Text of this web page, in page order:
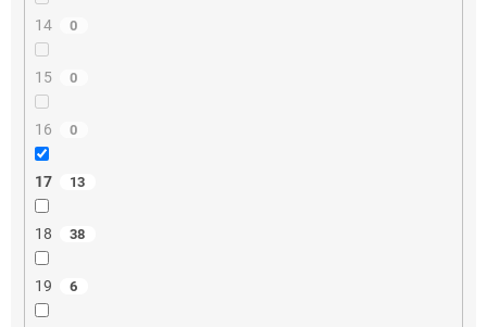
14 0
15 0
16 0
17 13
18 38
19 6